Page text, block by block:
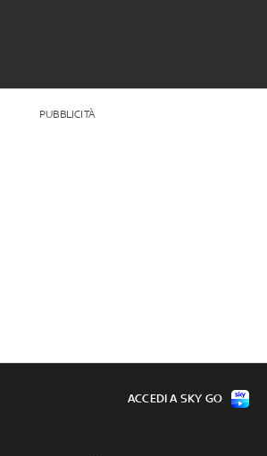
PUBBLICITÀ
ACCEDI A SKY GO